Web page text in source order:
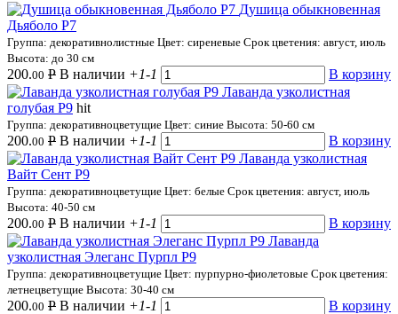
Душица обыкновенная
Дьяболо Р7
Группа: декоративнолистные Цвет: сиреневые Срок цветения: август, июль
Высота: до 30 см
200.00 Р В наличии +1-1
В корзину
Лаванда узколистная
голубая Р9 hit
Группа: декоративноцветущие Цвет: синие Высота: 50-60 см
200.00 Р В наличии +1-1
В корзину
Лаванда узколистная
Вайт Сент Р9
Группа: декоративноцветущие Цвет: белые Срок цветения: август, июль
Высота: 40-50 см
200.00 Р В наличии +1-1
В корзину
Лаванда
узколистная Элеганс Пурпл Р9
Группа: декоративноцветущие Цвет: пурпурно-фиолетовые Срок цветения:
летнецветущие Высота: 30-40 см
200.00 Р В наличии +1-1
В корзину